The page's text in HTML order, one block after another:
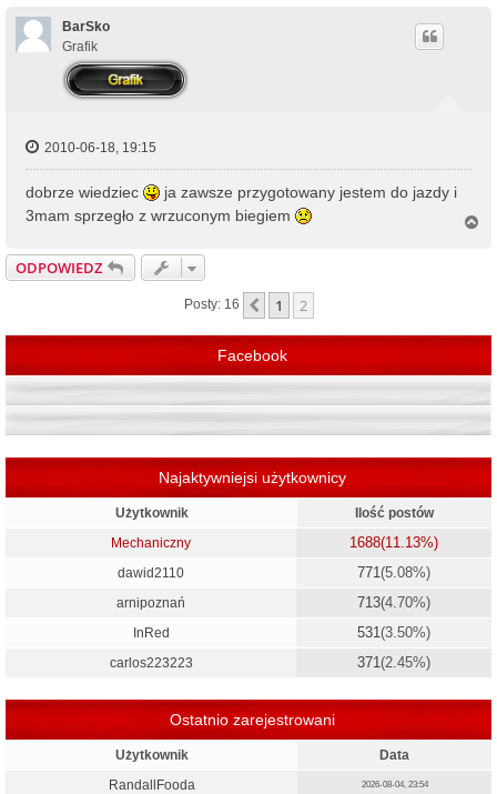
BarSko
Grafik
2010-06-18, 19:15
dobrze wiedziec
ja zawsze przygotowany jestem do jazdy i
3mam sprzegło z wrzuconym biegiem
ODPOWIEDZ
Posty: 16 Poprzednia
1 2
Facebook
Najaktywniejsi użytkownicy
Użytkownik
Ilość postów
Mechaniczny
1688(11.13%)
dawid2110 771 (5.08%)
arnipoznań 713(4.70%)
InRed 531 (3.50%)
carlos223223 371 (2.45%)
Ostatnio zarejestrowani
Użytkownik
Data
RandallFooda
2026-08-04, 23:54